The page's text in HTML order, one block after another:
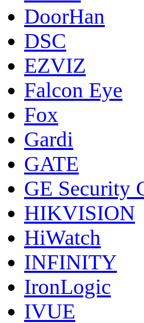
DoorНan
DSC
EZVIZ
Falcon Eye
Fox
Gardi
GATE
GE Security
HIKVISION
HiWatch
INFINITY
IronLogic
IVUE